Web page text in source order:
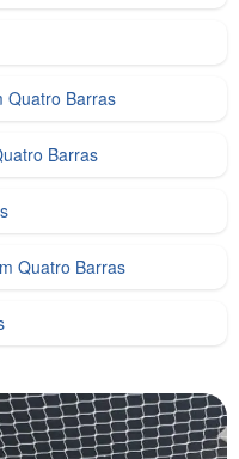
Quatro Barras
Barras
Quatro Barras